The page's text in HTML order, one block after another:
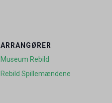
ARRANGØRER
Museum Rebild
Rebild Spillemændene